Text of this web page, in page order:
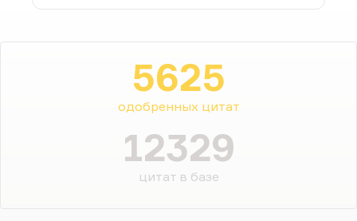
5625
одобренных цитат
12329
цитат в базе